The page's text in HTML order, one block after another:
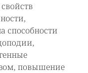
способности
повышение